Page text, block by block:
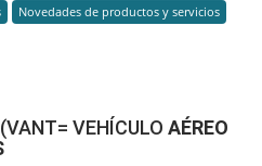
Novedades de productos y servicios
(VANT= VEHÍCULOAÉREO